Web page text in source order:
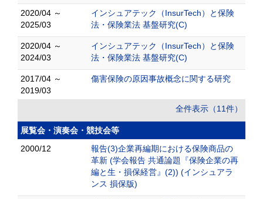
2020/04 ～
2025/03
インシュアテック（InsurTech）と保険
法・保険業法 基盤研究(C)
2020/04 ～
2024/03
インシュアテック（InsurTech）と保険
法・保険業法 基盤研究(C)
2017/04 ～
2019/03
傷害保険の原因事故概念に関する研究
全件表示（11件）
展覧会・演奏会・競技会等
2000/12
報告(3)企業再編期における保険商品の
革新 (学会報告 共通論題『保険企業の再
編と生・損保経営』(2)) (インシュアラ
ンス 損保版)